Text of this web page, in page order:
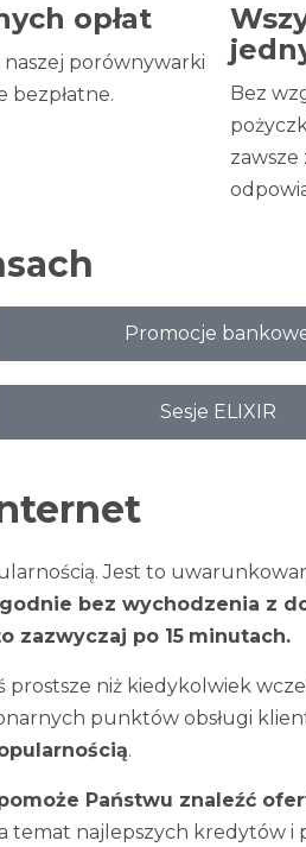
opłat
naszej porównywarki
bezpłatne.​
Bez
Promocje
Sesje ELIXIR
Jest to
bez wychodzenia z
zazwyczaj po 15 minutach.
prostsze niż kiedykolwiek
punktów obsługi
.
Państwu znaleźć
temat najlepszych kredytów i